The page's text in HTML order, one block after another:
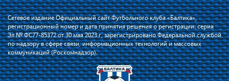
Сетевое издание Официальный сайт Футбольного клуба «Балтика»,
регистрационный номер и дата принятия решения о регистрации: серия
Эл № ФС77-85372 от 30 мая 2023 г, зарегистрировано Федеральной службой
по надзору в сфере связи, информационных технологий и массовых
коммуникаций (Роскомнадзор).